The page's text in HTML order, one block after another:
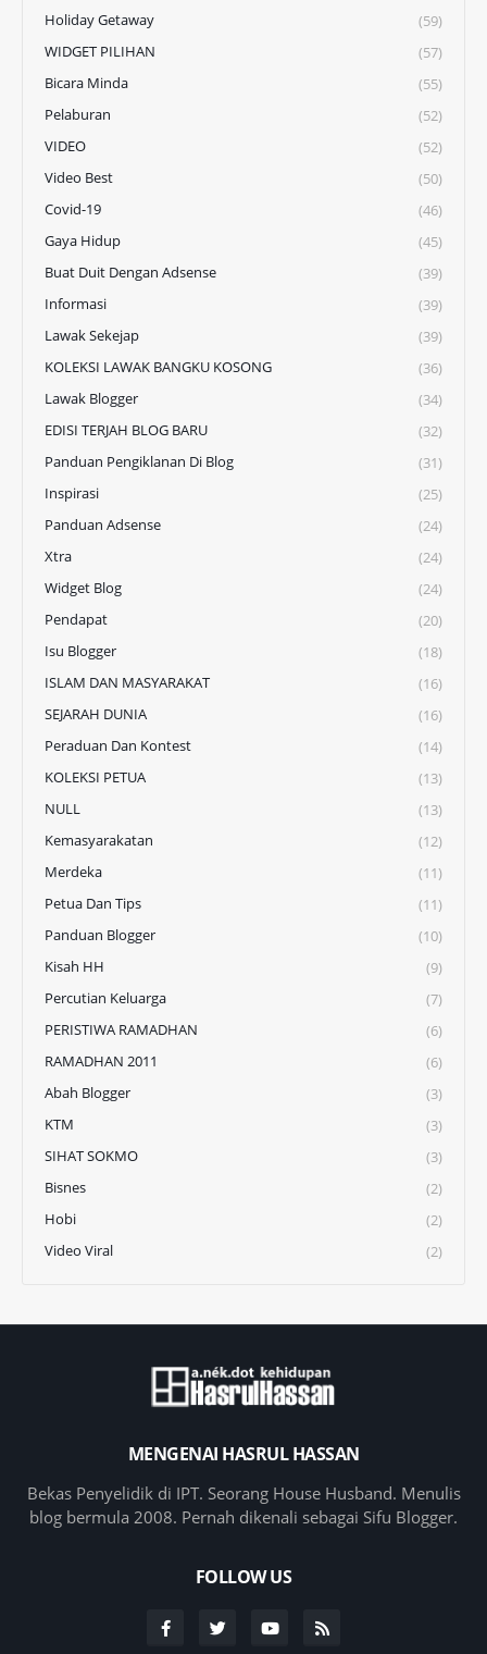
Holiday Getaway
(59)
WIDGET PILIHAN
(57)
Bicara Minda
(55)
Pelaburan
(52)
VIDEO
(52)
Video Best
(50)
Covid-19
(46)
Gaya Hidup
(45)
Buat Duit Dengan Adsense
(39)
Informasi
(39)
Lawak Sekejap
(39)
KOLEKSI LAWAK BANGKU KOSONG
(36)
Lawak Blogger
(34)
EDISI TERJAH BLOG BARU
(32)
Panduan Pengiklanan Di Blog
(31)
Inspirasi
(25)
Panduan Adsense
(24)
Xtra
(24)
Widget Blog
(24)
Pendapat
(20)
Isu Blogger
(18)
ISLAM DAN MASYARAKAT
(16)
SEJARAH DUNIA
(16)
Peraduan Dan Kontest
(14)
KOLEKSI PETUA
(13)
NULL
(13)
Kemasyarakatan
(12)
Merdeka
(11)
Petua Dan Tips
(11)
Panduan Blogger
(10)
Kisah HH
(9)
Percutian Keluarga
(7)
PERISTIWA RAMADHAN
(6)
RAMADHAN 2011
(6)
Abah Blogger
(3)
KTM
(3)
SIHAT SOKMO
(3)
Bisnes
(2)
Hobi
(2)
Video Viral
(2)
MENGENAI HASRUL HASSAN
Bekas Penyelidik di IPT. Seorang House Husband. Menulis
blog bermula 2008. Pernah dikenali sebagai Sifu Blogger.
FOLLOW US